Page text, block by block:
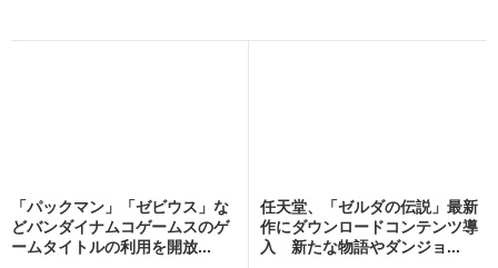
「パックマン」「ゼビウス」な
どバンダイナムコゲームスのゲ
ームタイトルの利用を開放...
任天堂、「ゼルダの伝説」最新
作にダウンロードコンテンツ導
入 新たな物語やダンジョ...